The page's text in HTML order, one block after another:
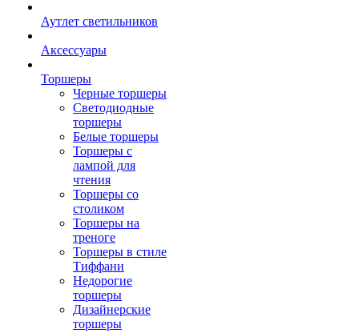
Аутлет светильников
Аксессуары
Торшеры
Черные торшеры
Светодиодные
торшеры
Белые торшеры
Торшеры с
лампой для
чтения
Торшеры со
столиком
Торшеры на
треноге
Торшеры в стиле
Тиффани
Недорогие
торшеры
Дизайнерские
торшеры